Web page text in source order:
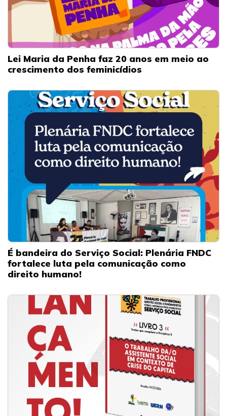
Lei Maria da Penha faz 20 anos em meio ao
crescimento dos feminicídios
É bandeira do Serviço Social: Plenária FNDC
fortalece luta pela comunicação como
direito humano!